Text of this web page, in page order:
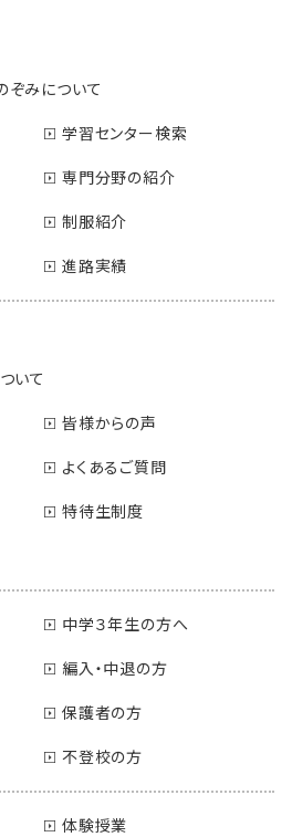
ぞみについて
学習センター検索
専門分野の紹介
制服紹介
進路実績
いて
皆様からの声
よくあるご質問
特待生制度
中学３年生の方へ
編入・中退の方
保護者の方
不登校の方
体験授業